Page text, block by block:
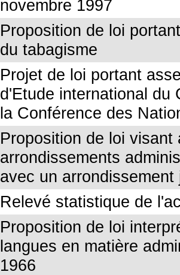
novembre 1997
Proposition de loi
du tabagisme
Projet de loi portant
d'Etude international du
la Conférence des
Proposition de loi
arrondissements
avec un
Relevé statistique de
Proposition de loi
langues en matière
1966